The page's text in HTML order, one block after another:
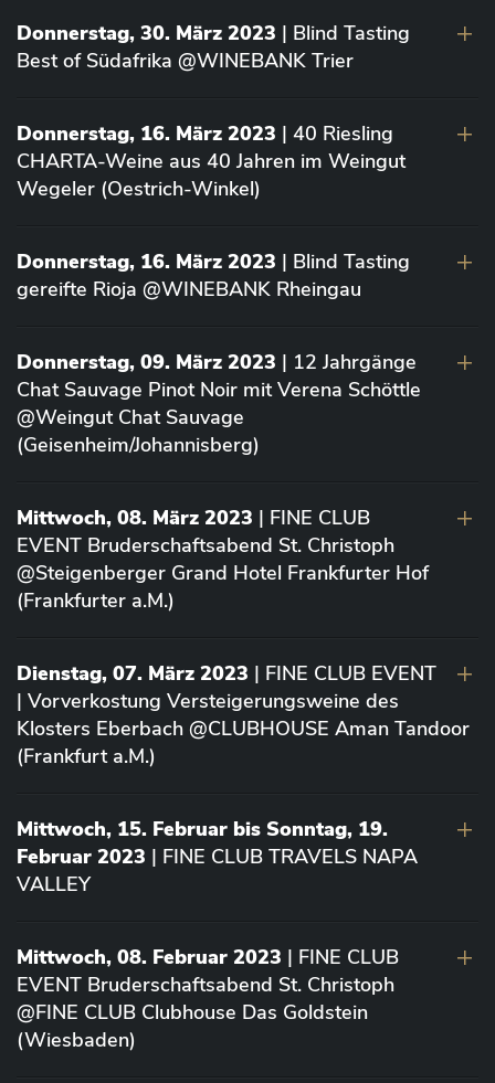
Donnerstag, 30. März 2023 | Blind Tasting
Best of Südafrika @WINEBANK Trier
Donnerstag, 16. März 2023 | 40 Riesling
CHARTA-Weine aus 40 Jahren im Weingut
Wegeler (Oestrich-Winkel)
Donnerstag, 16. März 2023 | Blind Tasting
gereifte Rioja @WINEBANK Rheingau
Donnerstag, 09. März 2023 | 12 Jahrgänge
Chat Sauvage Pinot Noir mit Verena Schöttle
@Weingut Chat Sauvage
(Geisenheim/Johannisberg)
Mittwoch, 08. März 2023 | FINE CLUB
EVENT Bruderschaftsabend St. Christoph
@Steigenberger Grand Hotel Frankfurter Hof
(Frankfurter a.M.)
Dienstag, 07. März 2023 | FINE CLUB EVENT
| Vorverkostung Versteigerungsweine des
Klosters Eberbach @CLUBHOUSE Aman Tandoor
(Frankfurt a.M.)
Mittwoch, 15. Februar bis Sonntag, 19.
Februar 2023 | FINE CLUB TRAVELS NAPA
VALLEY
Mittwoch, 08. Februar 2023 | FINE CLUB
EVENT Bruderschaftsabend St. Christoph
@FINE CLUB Clubhouse Das Goldstein
(Wiesbaden)